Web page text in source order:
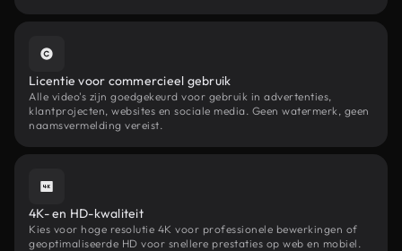
Licentie voor commercieel gebruik
Alle video's zijn goedgekeurd voor gebruik in advertenties,
klantprojecten, websites en sociale media. Geen watermerk, geen
naamsvermelding vereist.
4K- en HD-kwaliteit
Kies voor hoge resolutie 4K voor professionele bewerkingen of
geoptimaliseerde HD voor snellere prestaties op web en mobiel.